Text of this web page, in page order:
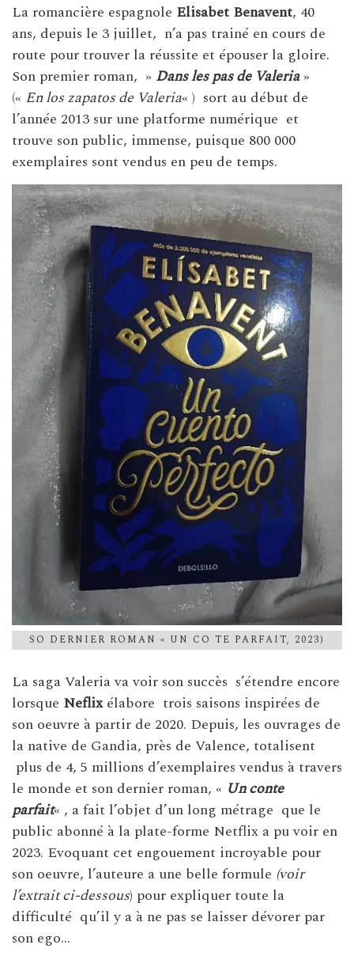
La romancière espagnole Elisabet Benavent, 40
ans, depuis le 3 juillet, n’a pas trainé en cours de
route pour trouver la réussite et épouser la gloire.
Son premier roman, » Dans les pas de Valeria»
(« En los zapatos de Valeria« ) sort au début de
l’année 2013 sur une platforme numérique et
trouve son public, immense, puisque 800 000
exemplaires sont vendus en peu de temps.
SO DERNIER ROMAN « UN CO TE PARFAIT, 2023)
La saga Valeria va voir son succès s’étendre encore
lorsque Neflixélabore trois saisons inspirées de
son oeuvre à partir de 2020. Depuis, les ouvrages de
la native de Gandia, près de Valence, totalisent
plus de 4, 5 millions d’exemplaires vendus à travers
le monde et son dernier roman, « Un conte
parfait« , a fait l’objet d’un long métrage que le
public abonné à la plate-forme Netflix a pu voir en
2023. Evoquant cet engouement incroyable pour
son oeuvre, l’auteure a une belle formule (voir
l’extrait ci-dessous) pour expliquer toute la
difficulté qu’il y a à ne pas se laisser dévorer par
son ego…